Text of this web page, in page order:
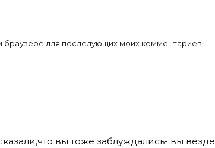
браузере для последующих моих комментариев.
вы тоже заблуждались- вы везде